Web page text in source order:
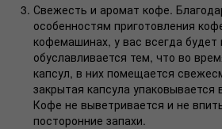
Свежесть и аромат кофе.
особенностям приготовления
кофемашинах, у вас всегда
обуславливается тем, что во
капсул, в них помещается
закрытая капсула упаковывается
Кофе не выветривается и не
посторонние запахи.